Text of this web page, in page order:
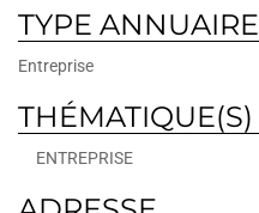
TYPE ANNUAIRE
Entreprise
THÉMATIQUE(S)
ENTREPRISE